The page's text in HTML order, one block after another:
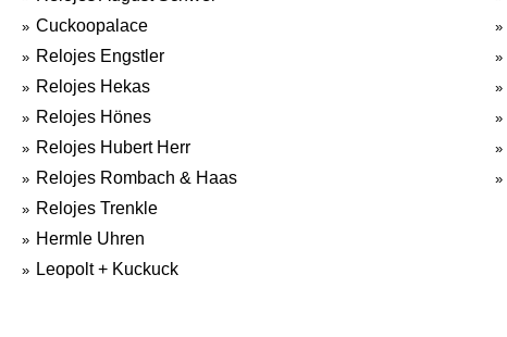
Cuckoopalace
Relojes Engstler
Relojes Hekas
Relojes Hönes
Relojes Hubert Herr
Relojes Rombach & Haas
Relojes Trenkle
Hermle Uhren
Leopolt + Kuckuck